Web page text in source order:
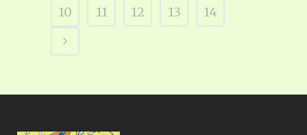
10
11 12 13 14